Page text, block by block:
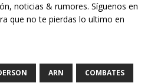
noticias & rumores. Síguenos en
que no te pierdas lo ultimo en
ARN COMBATES